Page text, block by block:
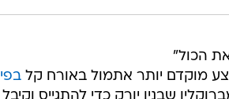
הכול" 
שבניו יורק כדי להתגייס